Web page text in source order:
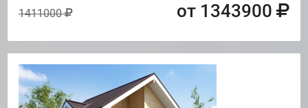
1411000 от 1343900